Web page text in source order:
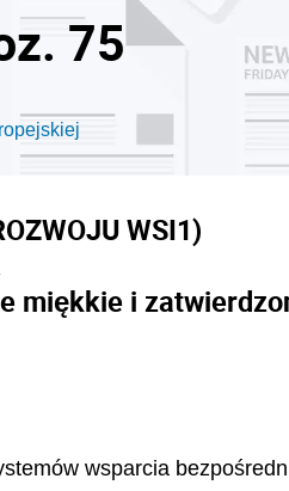
75
WSI1)
miękkie i
wsparcia